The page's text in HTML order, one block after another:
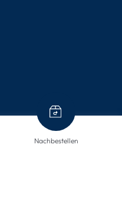
Nachbestellen